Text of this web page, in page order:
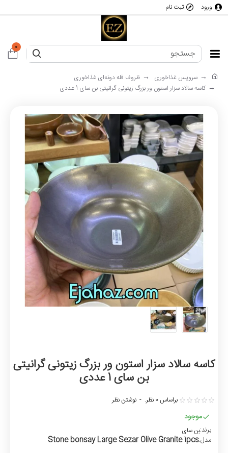
ورود ثبت نام
0
سرویس غذاخوری
ظروف فله دونه‌ای غذاخوری
کاسه سالاد سزار استون ور بزرگ زیتونی گرانیتی بن سای 1 عددی
کاسه سالاد سزار استون ور بزرگ زیتونی گرانیتی
بن سای 1 عددی
موجود
برند:بن سای
مدل:Stone bonsay Large Sezar Olive Granite 1pcs
براساس 0 نظر. - نوشتن نظر